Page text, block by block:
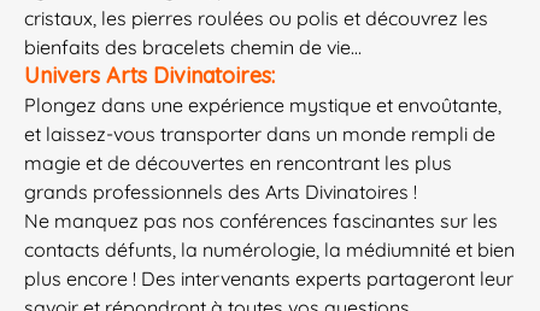
cristaux, les pierres roulées ou polis et découvrez les
bienfaits des bracelets chemin de vie...
Univers Arts Divinatoires:
Plongez dans une expérience mystique et envoûtante,
et laissez-vous transporter dans un monde rempli de
magie et de découvertes en rencontrant les plus
grands professionnels des Arts Divinatoires !
Ne manquez pas nos conférences fascinantes sur les
contacts défunts, la numérologie, la médiumnité et bien
plus encore ! Des intervenants experts partageront leur